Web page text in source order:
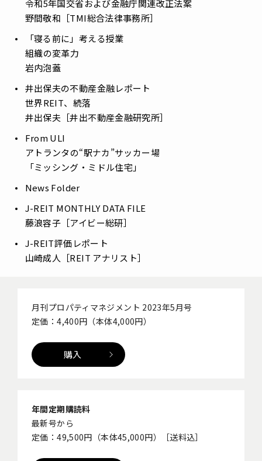
――令和5年国交省および金融庁関連改正法案
野間敬和［TMI総合法律事務所］
「寝る前に」考える授業
――組織の変革力
岩内泡蓋
井出保夫の不動産金融レポート
――世界REIT、続落
井出保夫［井出不動産金融研究所］
From ULI
――アトランタの“駅ナカ”サッカー場
「ミッシング・ミドル住宅」
News Folder
J-REIT MONTHLY DATA FILE
藤浪容子［アイビー総研］
J-REIT評価レポート
山崎成人［REIT アナリスト］
月刊プロパティマネジメント 2023年5月号
定価：4,400円（本体4,000円）
購入
年間定期購読料
最新号から
定価：49,500円（本体45,000円）［送料込］